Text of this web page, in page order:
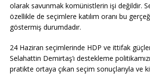
olarak savunmak komünistlerin işi değildir.
özellikle de seçimlere katılım oranı bu
göstermiş durumdadır.
24 Haziran seçimlerinde HDP ve ittifak
Selahattin Demirtaş’ı destekleme
pratikte ortaya çıkan seçim sonuçlarıyla ve